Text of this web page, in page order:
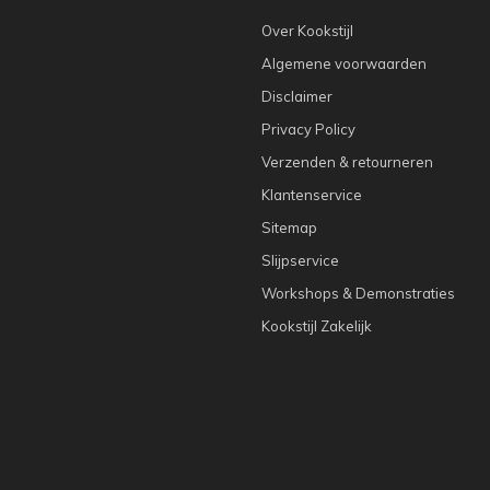
Over Kookstijl
Algemene voorwaarden
Disclaimer
Privacy Policy
Verzenden & retourneren
Klantenservice
Sitemap
Slijpservice
Workshops & Demonstraties
Kookstijl Zakelijk